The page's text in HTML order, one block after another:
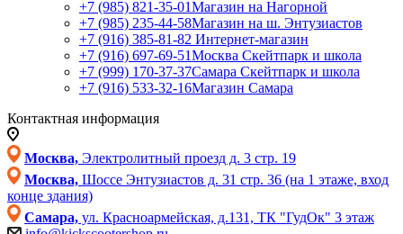
+7 (985) 821-35-01Магазин на Нагорной
+7 (985) 235-44-58Магазин на ш. Энтузиастов
+7 (916) 385-81-82 Интернет-магазин
+7 (916) 697-69-51Москва Скейтпарк и школа
+7 (999) 170-37-37Самара Скейтпарк и школа
+7 (916) 533-32-16Магазин Самара
Контактная информация
Москва, Электролитный проезд д. 3 стр. 19
Москва, Шоссе Энтузиастов д. 31 стр. 36 (на 1 этаже, вход
конце здания)
Самара, ул. Красноармейская, д.131, ТК "ГудОк" 3 этаж